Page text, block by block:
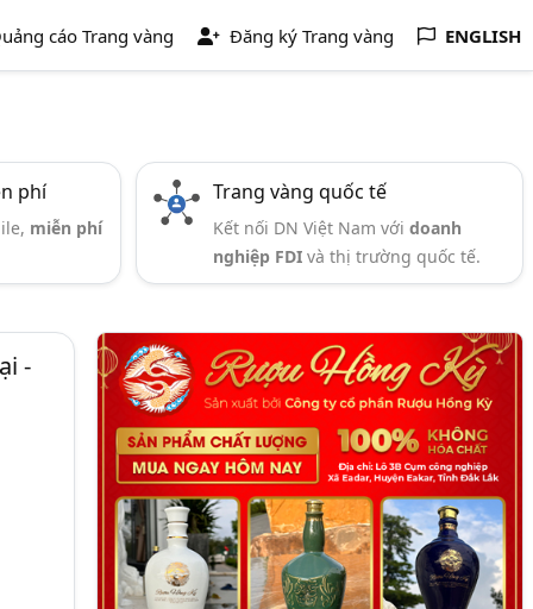
cáo Trang vàng Đăng ký Trang vàng ENGLISH
phí
miễn phí
Trang vàng quốc tế
Kết nối DN Việt Nam vớidoanh
nghiệp FDI và thị trường quốc tế.
-